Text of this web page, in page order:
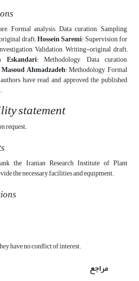
Formal analysis, Data curation, Sampling,
draft;Hossein Saremi: Supervision for
Validation, Writing-original draft;
Eskandari: Methodology, Data curation,
Masoud Ahmadzadeh: Methodology, Formal
have read and approved the published
statement
request.
the Iranian Research Institute of Plant
the necessary facilities and equipment.
have no conﬂict of interest.
مراجع